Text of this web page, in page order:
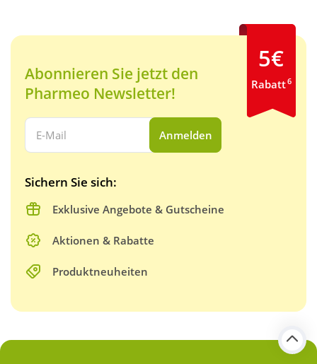
Abonnieren Sie jetzt den
Pharmeo Newsletter!
Ihre E-Mail Adresse:
Anmelden
Sichern Sie sich:
Exklusive Angebote & Gutscheine
Aktionen & Rabatte
Produktneuheiten
5€
Rabatt6